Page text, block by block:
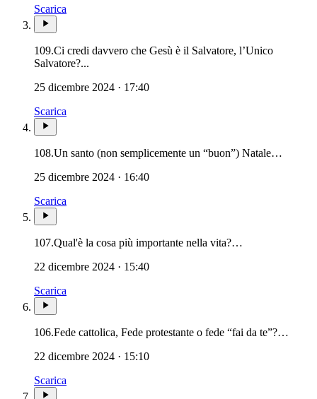
Scarica
109.Ci credi davvero che Gesù è il Salvatore, l’Unico
Salvatore?...
25 dicembre 2024 · 17:40
Scarica
108.Un santo (non semplicemente un “buon”) Natale…
25 dicembre 2024 · 16:40
Scarica
107.Qual'è la cosa più importante nella vita?…
22 dicembre 2024 · 15:40
Scarica
106.Fede cattolica, Fede protestante o fede “fai da te”?…
22 dicembre 2024 · 15:10
Scarica